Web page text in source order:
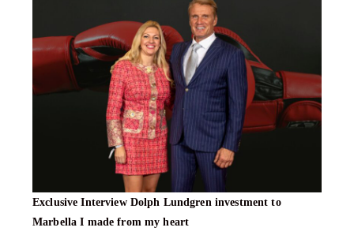
Exclusive Interview Dolph Lundgren investment to
Marbella I made from my heart